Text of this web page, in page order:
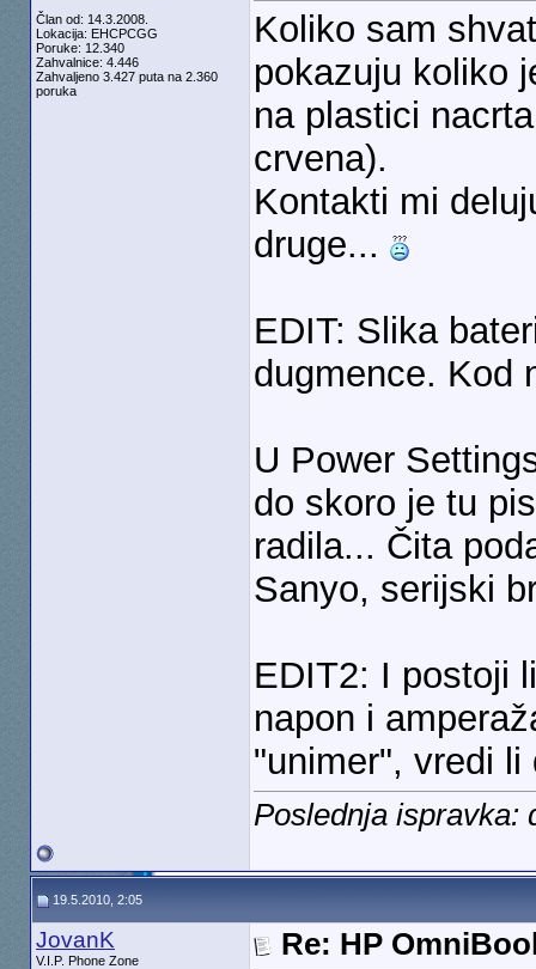
Član od: 14.3.2008.
Lokacija: EHCPCGG
Poruke: 12.340
Zahvalnice: 4.446
Zahvaljeno 3.427 puta na 2.360
poruka
Koliko sam
pokazuju koliko
na plastici
crvena).
Kontakti mi
druge...
EDIT: Slika
dugmence. Kod
U Power
do skoro je tu
radila... Čita
Sanyo, serijski
EDIT2: I postoji
napon i
"unimer", vredi
Poslednja ispravka:
19.5.2010, 2:05
JovanK
V.I.P. Phone Zone
Re: HP